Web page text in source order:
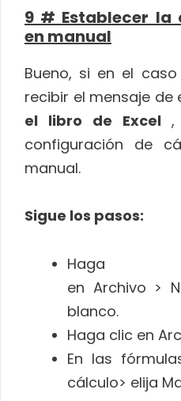
9 # Establecer la
en manual
Bueno, si en el
recibir el mensaje de
el libro de Excel ,
configuración de
manual.
Sigue los pasos:
en Archivo >
blanco.
Haga clic en
En las
cálculo> elija